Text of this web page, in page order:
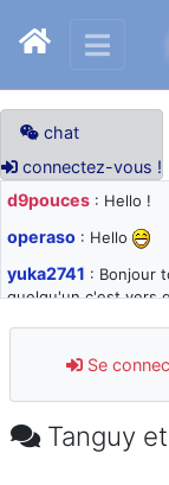
chat
connectez-vous !
d9pouces : Hello !
operaso : Hello
yuka2741 : Bonjour
quelqu'un c'est vers
d9pouces: désolé
jours : je teste des
paxwax: Super, la
Se
Tanguy